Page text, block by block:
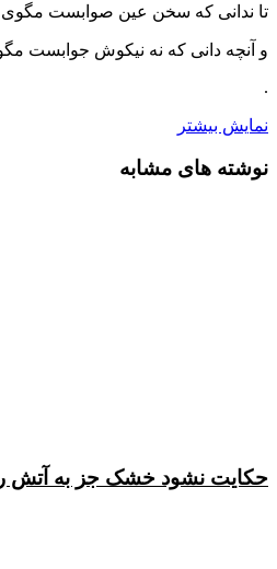
تا ندانى که سخن عین صوابست مگوى
و آنچه دانى که نه نیکوش جوابست
.
نمایش بیشتر
نوشته های مشابه
حکایت نشود خشک جز به آتش